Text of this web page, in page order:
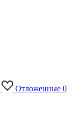
Отложенные 0